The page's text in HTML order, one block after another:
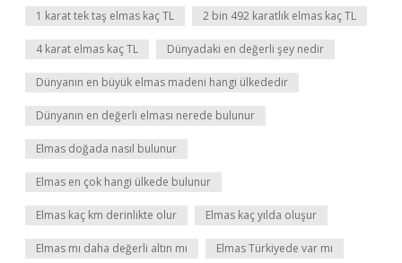
1 karat tek taş elmas kaç TL 2 bin 492 karatlık elmas kaç TL
4 karat elmas kaç TL Dünyadaki en değerli şey nedir
Dünyanın en büyük elmas madeni hangi ülkededir
Dünyanın en değerli elması nerede bulunur
Elmas doğada nasıl bulunur
Elmas en çok hangi ülkede bulunur
Elmas kaç km derinlikte olur Elmas kaç yılda oluşur
Elmas mı daha değerli altın mı Elmas Türkiyede var mı